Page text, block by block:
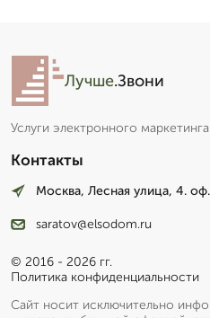
Лучше.Звони
Услуги электронного
Контакты
Москва, Лесная улица, 4.
saratov@elsodom.ru
© 2016 - 2026 гг.
Политика конфиденциальности
Сайт носит исключительно